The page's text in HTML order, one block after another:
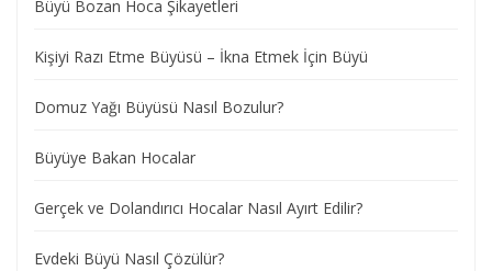
Büyü Bozan Hoca Şikayetleri
Kişiyi Razı Etme Büyüsü – İkna Etmek İçin Büyü
Domuz Yağı Büyüsü Nasıl Bozulur?
Büyüye Bakan Hocalar
Gerçek ve Dolandırıcı Hocalar Nasıl Ayırt Edilir?
Evdeki Büyü Nasıl Çözülür?